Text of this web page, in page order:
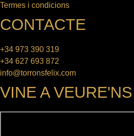
Termes i condicions
CONTACTE
+34 973 390 319
+34 627 693 872
info@torronsfelix.com
VINE A VEURE'NS